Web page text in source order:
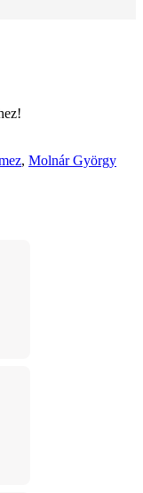
, Molnár György